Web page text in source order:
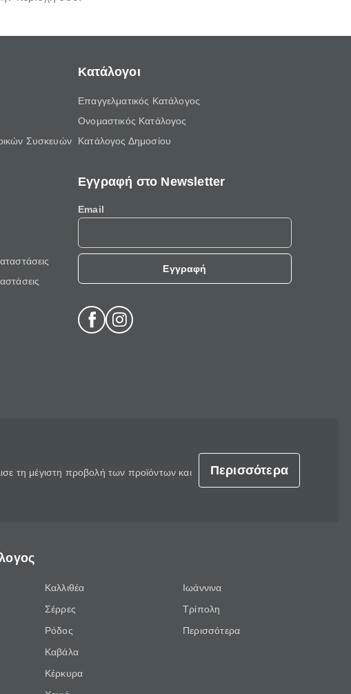
Συσκευών
Κατάλογοι
Επαγγελματικός Κατάλογος
Ονομαστικός Κατάλογος
Κατάλογος Δημοσίου
Εγγραφή στο Newsletter
Email
Εγγραφή
τη μέγιστη προβολή των προϊόντων και
Περισσότερα
Καλλιθέα
Σέρρες
Ρόδος
Καβάλα
Κέρκυρα
Ιωάννινα
Τρίπολη
Περισσότερα